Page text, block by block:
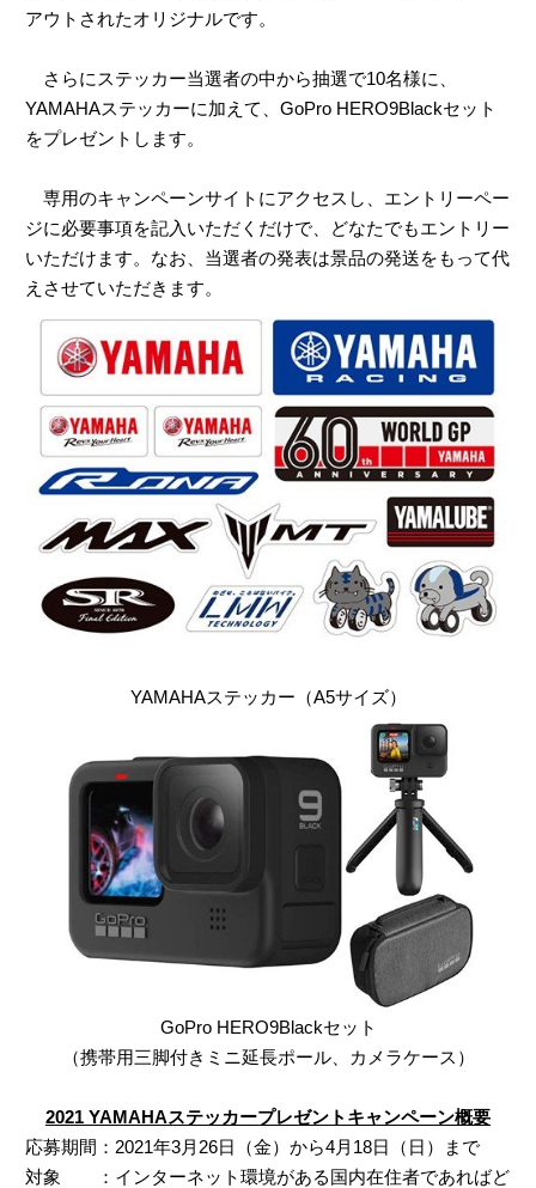
アウトされたオリジナルです。
さらにステッカー当選者の中から抽選で10名様に、
YAMAHAステッカーに加えて、GoPro HERO9Blackセット
をプレゼントします。
専用のキャンペーンサイトにアクセスし、エントリーペー
ジに必要事項を記入いただくだけで、どなたでもエントリー
いただけます。なお、当選者の発表は景品の発送をもって代
えさせていただきます。
YAMAHAステッカー（A5サイズ）
GoPro HERO9Blackセット
（携帯用三脚付きミニ延長ポール、カメラケース）
2021 YAMAHAステッカープレゼントキャンペーン概要
応募期間：2021年3月26日（金）から4月18日（日）まで
対象 ：インターネット環境がある国内在住者であればど